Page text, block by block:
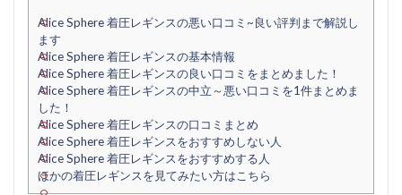
Alice Sphere 着圧レギンスの悪い口コミ~良い評判まで解説し
ます
Alice Sphere 着圧レギンスの基本情報
Alice Sphere 着圧レギンスの良い口コミをまとめました！
Alice Sphere 着圧レギンスの中立～悪い口コミを1件まとめま
した！
Alice Sphere 着圧レギンスの口コミまとめ
Alice Sphere 着圧レギンスをおすすめしない人
Alice Sphere 着圧レギンスをおすすめする人
ほかの着圧レギンスを見てみたい方はこちら